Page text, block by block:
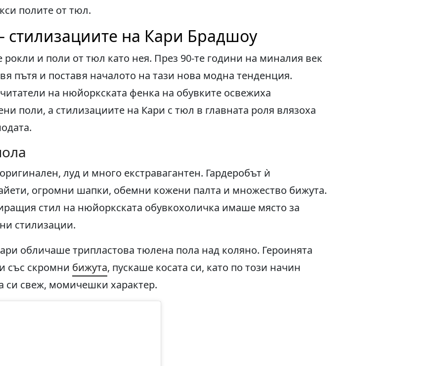
полите от тюл.
стилизациите на Кари Брадшоу
и поли от тюл като нея. През 90-те години на миналия век
пътя и поставя началото на тази нова модна тенденция.
на нюйоркската фенка на обувките освежиха
поли, а стилизациите на Кари с тюл в главната роля влязоха
луд и много екстравагантен. Гардеробът ѝ
огромни шапки, обемни кожени палта и множество бижута.
стил на нюйоркската обувкохоличка имаше място за
стилизации.
обличаше трипластова тюлена пола над коляно. Героинята
със скромни бижута, пускаше косата си, като по този начин
си свеж, момичешки характер.